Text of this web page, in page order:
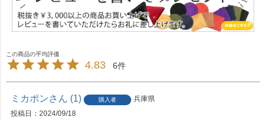
4.83 6
ミカポン 1 購入者
兵庫県
投稿日
2024/09/18